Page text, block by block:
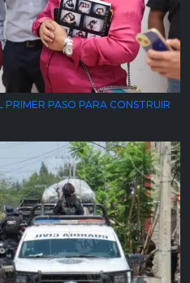
PRIMER PASO PARA CONSTRUIR